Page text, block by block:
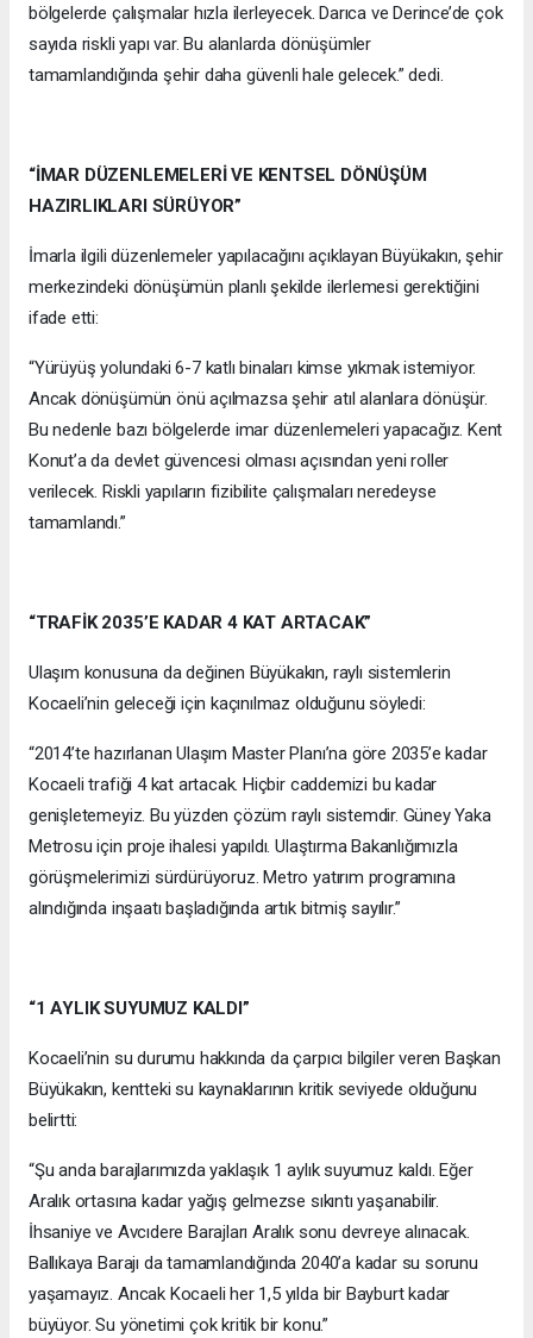
bölgelerde çalışmalar hızla ilerleyecek. Darıca ve Derince’de çok
sayıda riskli yapı var. Bu alanlarda dönüşümler
tamamlandığında şehir daha güvenli hale gelecek.” dedi.
“İMAR DÜZENLEMELERİ VE KENTSEL DÖNÜŞÜM
HAZIRLIKLARI SÜRÜYOR”
İmarla ilgili düzenlemeler yapılacağını açıklayan Büyükakın, şehir
merkezindeki dönüşümün planlı şekilde ilerlemesi gerektiğini
ifade etti:
“Yürüyüş yolundaki 6-7 katlı binaları kimse yıkmak istemiyor.
Ancak dönüşümün önü açılmazsa şehir atıl alanlara dönüşür.
Bu nedenle bazı bölgelerde imar düzenlemeleri yapacağız. Kent
Konut’a da devlet güvencesi olması açısından yeni roller
verilecek. Riskli yapıların fizibilite çalışmaları neredeyse
tamamlandı.”
“TRAFİK 2035’E KADAR 4 KAT ARTACAK”
Ulaşım konusuna da değinen Büyükakın, raylı sistemlerin
Kocaeli’nin geleceği için kaçınılmaz olduğunu söyledi:
“2014’te hazırlanan Ulaşım Master Planı’na göre 2035’e kadar
Kocaeli trafiği 4 kat artacak. Hiçbir caddemizi bu kadar
genişletemeyiz. Bu yüzden çözüm raylı sistemdir. Güney Yaka
Metrosu için proje ihalesi yapıldı. Ulaştırma Bakanlığımızla
görüşmelerimizi sürdürüyoruz. Metro yatırım programına
alındığında inşaatı başladığında artık bitmiş sayılır.”
“1 AYLIK SUYUMUZ KALDI”
Kocaeli’nin su durumu hakkında da çarpıcı bilgiler veren Başkan
Büyükakın, kentteki su kaynaklarının kritik seviyede olduğunu
belirtti:
“Şu anda barajlarımızda yaklaşık 1 aylık suyumuz kaldı. Eğer
Aralık ortasına kadar yağış gelmezse sıkıntı yaşanabilir.
İhsaniye ve Avcıdere Barajları Aralık sonu devreye alınacak.
Ballıkaya Barajı da tamamlandığında 2040’a kadar su sorunu
yaşamayız. Ancak Kocaeli her 1,5 yılda bir Bayburt kadar
büyüyor. Su yönetimi çok kritik bir konu.”